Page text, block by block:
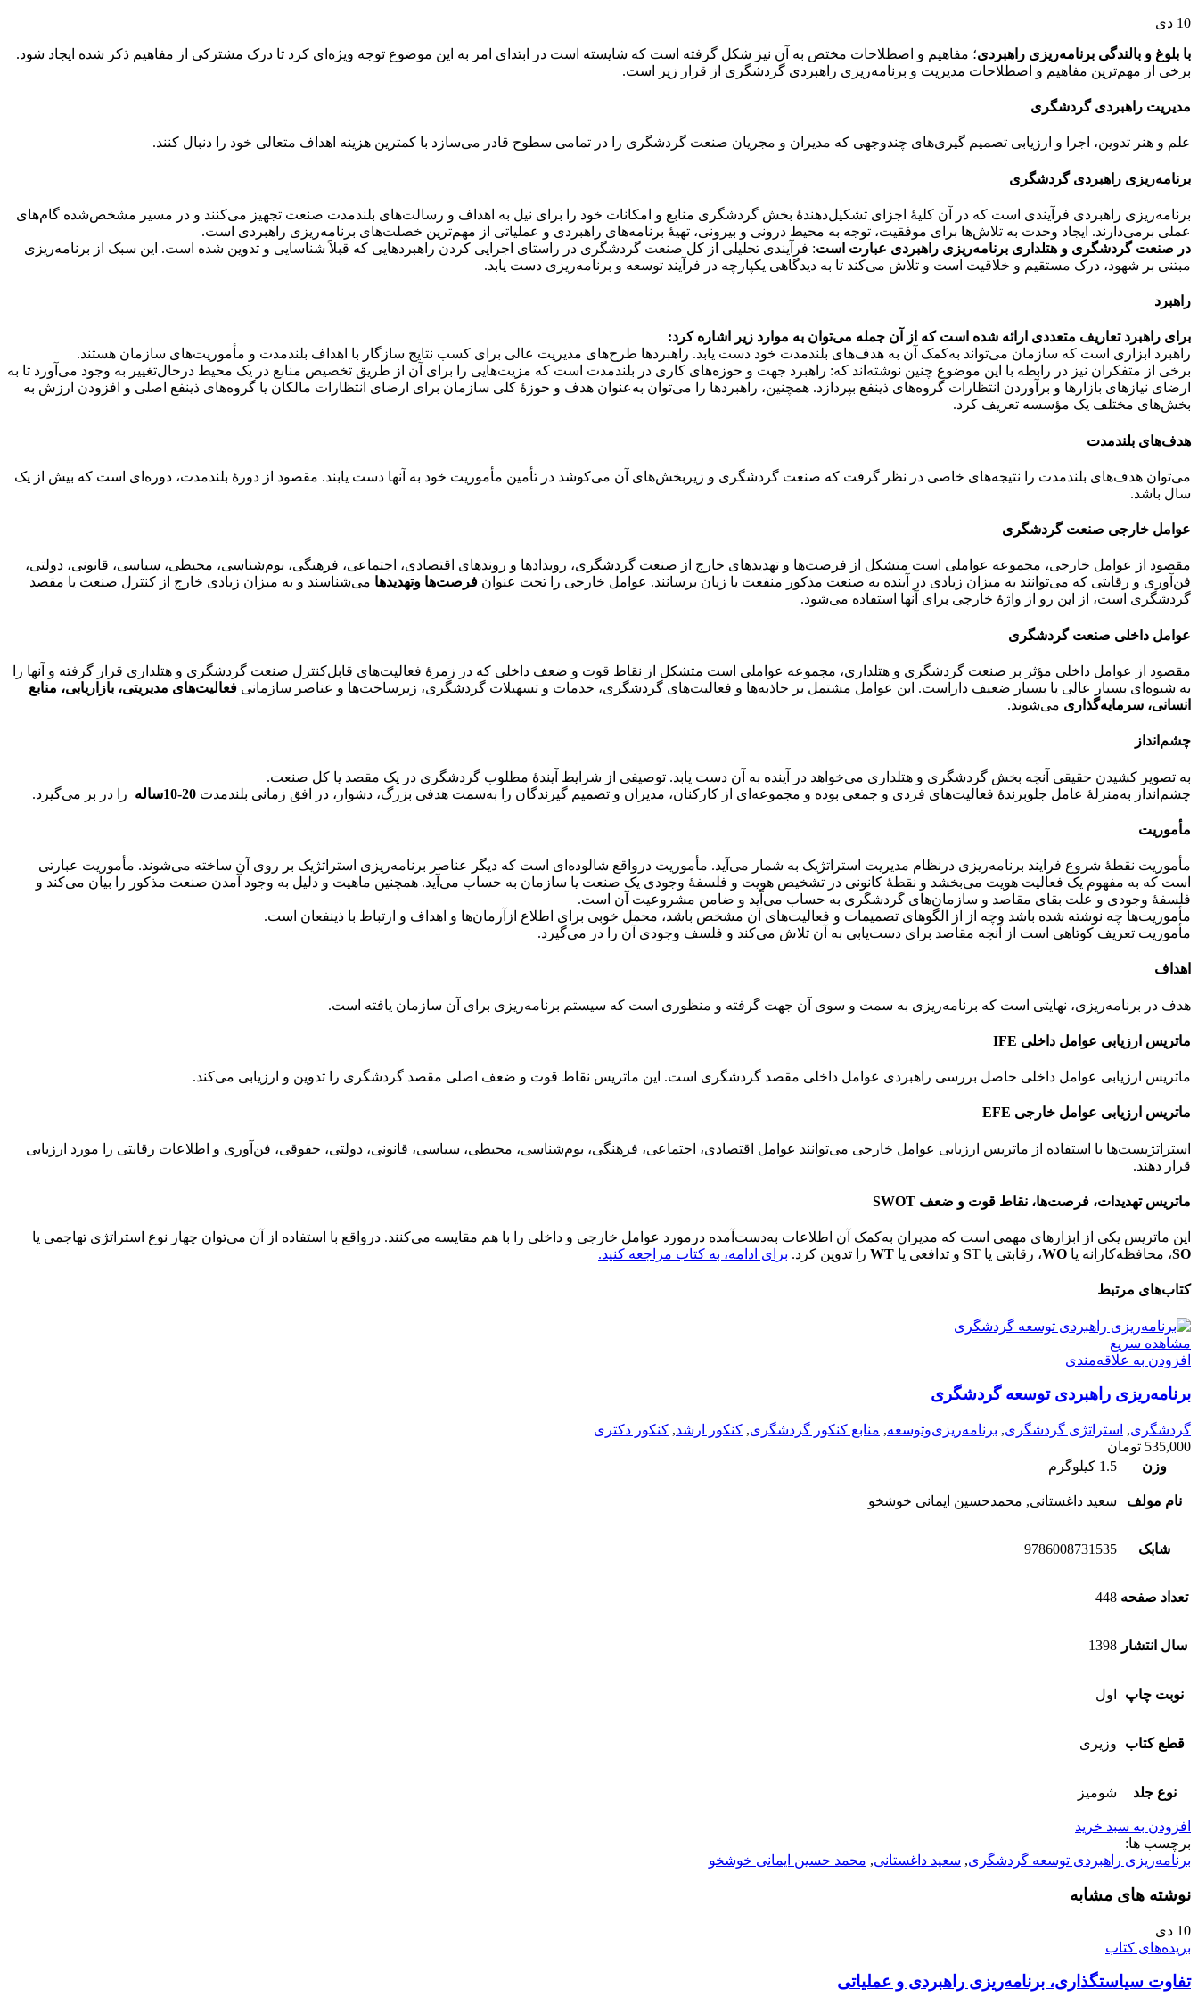
10 دی
با بلوغ و بالندگی برنامه‌ریزی راهبردی؛ مفاهیم و اصطلاحات مختص به آن نیز شکل گرفته است که شایسته است در ابتدای امر به این موضوع توجه ویژه‌ای کرد تا درک مشترکی از مفاهیم ذکر شده ایجاد شود.
برخی از مهم‌ترین مفاهیم و اصطلاحات مدیریت و برنامه‌ریزی راهبردی گردشگری از قرار زیر است.
مدیریت راهبردی گردشگری
علم و هنر تدوین، اجرا و ارزیابی تصمیم گیری‌های چندوجهی که مدیران و مجریان صنعت گردشگری را در تمامی سطوح قادر می‌سازد با کمترین هزینه اهداف متعالی خود را دنبال کنند.
برنامه‌ریزی راهبردی گردشگری
برنامه‌ریزی راهبردی فرآیندی است که در آن کلیۀ اجزای تشکیل‌دهندۀ بخش گردشگری منابع و امکانات خود را برای نیل به اهداف و رسالت‌های بلندمدت صنعت تجهیز می‌کنند و در مسیر مشخص‌شده گام‌های
عملی برمی‌دارند. ایجاد وحدت به تلاش‌ها برای موفقیت، توجه به محیط درونی و بیرونی، تهیۀ برنامه‌های راهبردی و عملیاتی از مهم‌ترین خصلت‌های برنامه‌ریزی راهبردی است.
در صنعت گردشگری و هتلداری برنامه‌ریزی راهبردی عبارت است: فرآیندی تحلیلی از کل صنعت گردشگری در راستای اجرایی کردن راهبرد‌هایی که قبلاً شناسایی و تدوین شده است. این سبک از برنامه‌ریزی
مبتنی بر شهود، درک مستقیم و خلاقیت است و تلاش می‌کند تا به دیدگاهی یکپارچه در فرآیند توسعه و برنامه‌ریزی دست یابد.
راهبرد
برای راهبرد تعاریف متعددی ارائه شده است که از آن جمله می‌توان به موارد زیر اشاره کرد:
راهبرد ابزاری است که سازمان می‌تواند به‌کمک آن به هدف‌های بلندمدت خود دست یابد. راهبردها طرح‌های مدیریت عالی برای کسب نتایج سازگار با اهداف بلندمدت و مأموریت‌های سازمان هستند.
برخی از متفکران نیز در رابطه با این موضوع چنین نوشته‌اند که: راهبرد جهت و حوزه‌های کاری در بلندمدت است که مزیت‌هایی را برای آن از طریق تخصیص منابع در یک محیط درحال‌تغییر به وجود می‌آورد تا به
ارضای نیازهای بازارها و برآوردن انتظارات گروه‌های ذینفع بپردازد. همچنین، راهبردها را می‌توان به‌عنوان هدف و حوزۀ کلی سازمان برای ارضای انتظارات مالکان یا گروه‌های ذینفع اصلی و افزودن ارزش به
بخش‌های مختلف یک مؤسسه تعریف کرد.
هدف‌های بلندمدت
می‌توان هدف‌های بلندمدت را نتیجه‌های خاصی در نظر گرفت که صنعت گردشگری و زیربخش‌های آن می‌کوشد در تأمین مأموریت خود به آنها دست یابند. مقصود از دورۀ بلندمدت، دوره‌ای است که بیش از یک
سال باشد.
عوامل خارجی صنعت گردشگری
مقصود از عوامل خارجی، مجموعه عواملی است متشکل از فرصت‌ها و تهدیدهای خارج از صنعت گردشگری، رویدادها و روندهای اقتصادی، اجتماعی، فرهنگی، بوم‌شناسی، محیطی، سیاسی، قانونی، دولتی،
فن‌آوری و رقابتی که می‌توانند به میزان زیادی در آینده به صنعت مذکور منفعت یا زیان برسانند. عوامل خارجی را تحت عنوان فرصت‌ها وتهدیدها می‌شناسند و به میزان زیادی خارج از کنترل صنعت یا مقصد
گردشگری است، از این رو از واژۀ خارجی برای آنها استفاده می‌شود.
عوامل داخلی صنعت گردشگری
مقصود از عوامل داخلی مؤثر بر صنعت گردشگری و هتلداری، مجموعه عواملی است متشکل از نقاط قوت و ضعف داخلی که در زمرۀ فعالیت‌های قابل‌کنترل صنعت گردشگری و هتلداری قرار گرفته و آنها را
به شیوه‌ای بسیار عالی یا بسیار ضعیف داراست. این عوامل مشتمل بر جاذبه‌ها و فعالیت‌های گردشگری، خدمات و تسهیلات گردشگری، زیرساخت‌ها و عناصر سازمانی فعالیت‌های مدیریتی، بازاریابی، منابع
انسانی، سرمایه‌گذاری می‌شوند.
چشم‌انداز
به تصویر کشیدن حقیقی آنچه بخش گردشگری و هتلداری می‌خواهد در آینده به آن دست یابد. توصیفی از شرایط آیندۀ مطلوب گردشگری در یک مقصد یا کل صنعت.
چشم‌انداز به‌منزلۀ عامل جلوبرندۀ فعالیت‌های فردی و جمعی بوده و مجموعه‌ای از کارکنان، مدیران و تصمیم گیرندگان را به‌سمت هدفی بزرگ، دشوار، در افق زمانی بلندمدت 20-10ساله را در بر می‌گیرد.
مأموریت
مأموریت نقطۀ شروع فرایند برنامه‌ریزی درنظام مدیریت استراتژیک به شمار می‌آید. مأموریت‌ درواقع شالوده‌ای است که دیگر عناصر برنامه‌ریزی استراتژیک بر روی آن ساخته می‌شوند. مأموریت عبارتی
است که به مفهوم یک فعالیت هویت می‌بخشد و نقطۀ کانونی در تشخیص هویت و فلسفۀ وجودی یک صنعت یا سازمان به حساب می‌آید. همچنین ماهیت و دلیل به وجود آمدن صنعت مذکور را بیان می‌کند و
فلسفۀ وجودی و علت بقای مقاصد و سازمان‌های گردشگری به حساب می‌آید و ضامن مشروعیت آن است.
مأموریت‌ها چه نوشته شده باشد وچه از از الگوهای تصمیمات و فعالیت‌های آن مشخص باشد، محمل خوبی برای اطلاع ازآرمان‌ها و اهداف و ارتباط با ذینفعان است.
مأموریت تعریف کوتاهی است از آنچه مقاصد برای دست‌یابی به آن تلاش می‌کند و فلسف وجودی آن را در می‌گیرد.
اهداف
هدف در برنامه‌ریزی، نهایتی است که برنامه‌ریزی به سمت و سوی آن جهت گرفته و منظوری است که سیستم برنامه‌ریزی برای آن سازمان یافته است.
ماتریس ارزیابی عوامل داخلی IFE
ماتریس ارزیابی عوامل داخلی حاصل بررسی راهبردی عوامل داخلی مقصد گردشگری است. این ماتریس نقاط قوت و ضعف اصلی مقصد گردشگری را تدوین و ارزیابی می‌کند.
ماتریس ارزیابی عوامل خارجی EFE
استراتژیست‌ها با استفاده از ماتریس ارزیابی عوامل خارجی می‌توانند عوامل اقتصادی، اجتماعی، فرهنگی، بوم‌شناسی، محیطی، سیاسی، قانونی، دولتی، حقوقی، فن‌آوری و اطلاعات رقابتی را مورد ارزیابی
قرار دهند.
ماتریس تهدیدات، فرصت‌ها، نقاط قوت و ضعف SWOT
این ماتریس یکی از ابزارهای مهمی است که مدیران به‌کمک آن اطلاعات به‌دست‌آمده درمورد عوامل خارجی و داخلی را با هم مقایسه می‌کنند. درواقع با استفاده از آن می‌توان چهار نوع استراتژی تهاجمی یا
SO، محافظه‌کارانه یا WO، رقابتی یا ST و تدافعی یا WT را تدوین کرد. برای ادامه، به کتاب مراجعه کنید.
کتاب‌های مرتبط
مشاهده سریع
افزودن به علاقه‌مندی
برنامه‌ریزی راهبردی توسعه گردشگری
گردشگری, استراتژی گردشگری, برنامه‌ریزی‌وتوسعه, منابع کنکور گردشگری, کنکور ارشد, کنکور دکتری
535,000 تومان
وزن
1.5 کیلوگرم
نام مولف سعید داغستانی, محمدحسین ایمانی خوشخو
شابک 9786008731535
تعداد صفحه 448
سال انتشار 1398
نوبت چاپ اول
قطع کتاب وزیری
نوع جلد شومیز
افزودن به سبد خرید
برچسب ها:
برنامه‌ریزی راهبردی توسعه گردشگری, سعید داغستانی, محمد حسین ایمانی خوشخو
نوشته های مشابه
10 دی
بریده‌های کتاب
تفاوت سیاستگذاری، برنامه‌ریزی راهبردی و عملیاتی